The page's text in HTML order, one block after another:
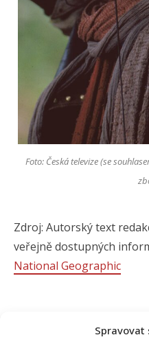
Spravovat
Foto: Česká televize (se
Zdroj: Autorský text
veřejně dostupných
National Geographic